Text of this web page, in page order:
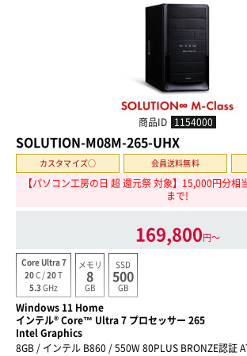
商品ID 1154000
SOLUTION-M08M-265-UHX
カスタマイズ○ 会員送料無料
【パソコン工房の日 超 還元祭 対象】15,000円分
まで!
169,800円〜
Core Ultra 7
20C /20T
5.3GHz
メモリ
8
GB
SSD
500
GB
Windows 11 Home
インテル® Core™ Ultra 7 プロセッサー 265
Intel Graphics
8GB / インテル B860 / 550W 80PLUS BRONZE認証